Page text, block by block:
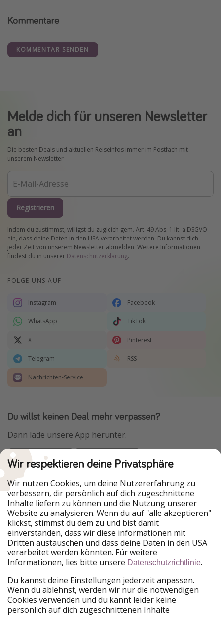
Kommentare
KOMMENTAR SENDEN
Melde dich für unseren Newsletter
an
Die besten Deals und aktuellen Reiseinfos immer im Postfach mit
unserem Newsletter
Registrieren
Indem du zustimmst, willigst du zugleich gem. Art. 49 Abs. 1 lit. a DSGVO
ein, dass deine Daten in den USA verarbeitet werden. Du kannst dich
jeder Zeit von unserem Newsletter abmelden. Weitere Informationen
findest du in unserer Datenschutzerklärung.
FOLGE UNS AUF
Instagram Facebook
WhatsApp TikTok
X Pinterest
Telegram RSS
Nachrichten-Service
Du willst keinen Deal mehr verpassen?
Dann lade unsere App herunter.
Urlaubspiraten ist Teil der HolidayPirates Group
Unsere Märkte
PiratinViaggio
HolidayPirates
VakantiePiraten
WakacyjniPiraci
VoyagesPirates
Ferienpiraten
Urlaubspiraten
ViajerosPiratas
TravelPirates
HolidayPirates Group
Lerne uns kennen Rechtliches
Wir respektieren deine Privatsphäre
Wir nutzen Cookies, um deine Nutzererfahrung zu
verbessern, dir persönlich auf dich zugeschnittene
Inhalte liefern zu können und die Nutzung unserer
Website zu analysieren. Wenn du auf "alle akzeptieren"
klickst, stimmst du dem zu und bist damit
einverstanden, dass wir diese informationen mit
Dritten austauschen und dass deine Daten in den USA
verarbeitet werden könnten. Für weitere
Informationen, lies bitte unsere Datenschutzrichtlinie.
Du kannst deine Einstellungen jederzeit anpassen.
Wenn du ablehnst, werden wir nur die notwendigen
Cookies verwenden und du kannt leider keine
persönlich auf dich zugeschnittenen Inhalte